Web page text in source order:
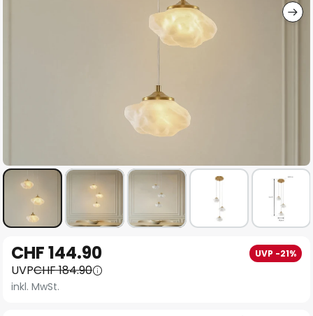
Anfang
der
Bildgalerie
CHF 144.90 UVP -21%
UVPCHF 184.90
inkl. MwSt.